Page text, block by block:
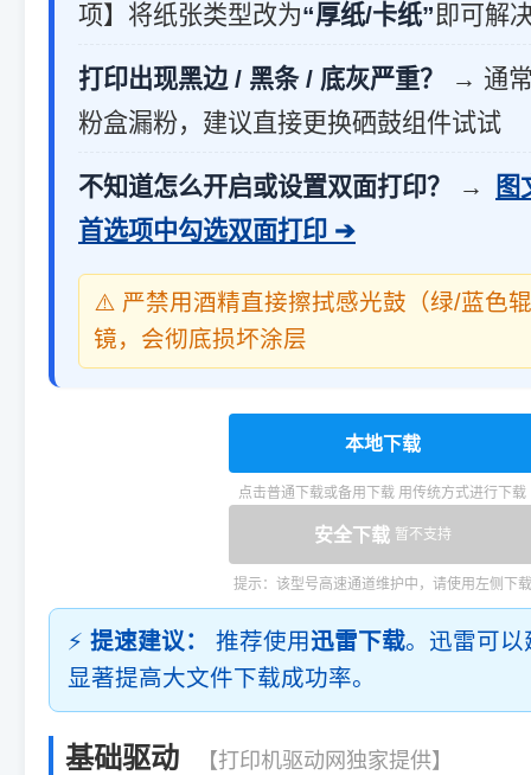
项】将纸张类型改为“厚纸/卡纸” 即可解
打印出现黑边 / 黑条 / 底灰严重？
→ 通
粉盒漏粉，建议直接更换硒鼓组件试试
不知道怎么开启或设置双面打印？ →
图
首选项中勾选双面打印 ➔
⚠️ 严禁用酒精直接擦拭感光鼓（绿/蓝色
镜，会彻底损坏涂层
本地下载
点击普通下载或备用下载 用传统方式进行下载
安全下载 暂不支持
提示：该型号高速通道维护中，请使用左侧下载
⚡ 提速建议： 推荐使用迅雷下载。迅雷可
显著提高大文件下载成功率。
基础驱动 【打印机驱动网独家提供】